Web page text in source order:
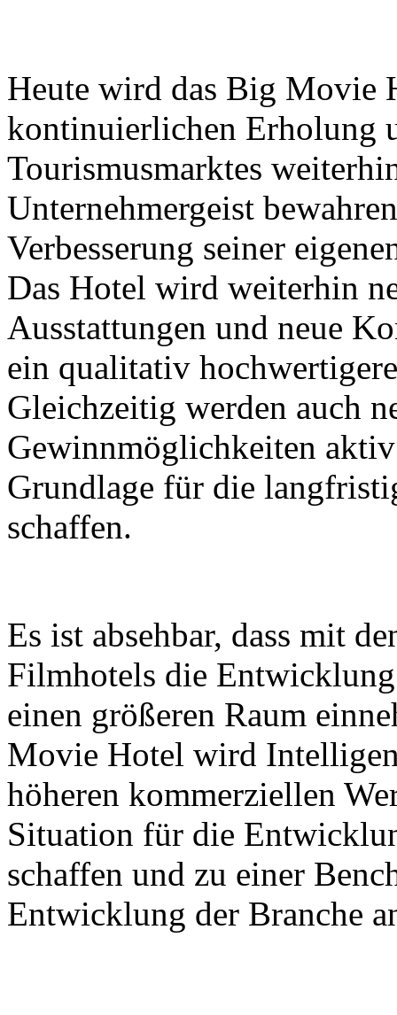
Heute wird das Big Movie
kontinuierlichen Erholung
Tourismusmarktes
Unternehmergeist
Verbesserung seiner
Das Hotel wird weiterhin
Ausstattungen und neue
ein qualitativ
Gleichzeitig werden auch
Gewinnmöglichkeiten
Grundlage für die
schaffen.
Es ist absehbar, dass mit
Filmhotels die
einen größeren Raum
Movie Hotel wird
höheren kommerziellen
Situation für die
schaffen und zu einer
Entwicklung der Branche